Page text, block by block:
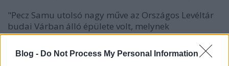
Blog - Do Not Process My Personal Information
"Pecz Samu utolsó nagy műve az Országos Levéltár
budai Várban álló épülete volt, melynek
megtervezésével már 1898-ban megbízták, de csak
1913-ban kezdték el az építését, és csak halála után
készülhetett el Nagy Károly jóvoltából 1939-ben...